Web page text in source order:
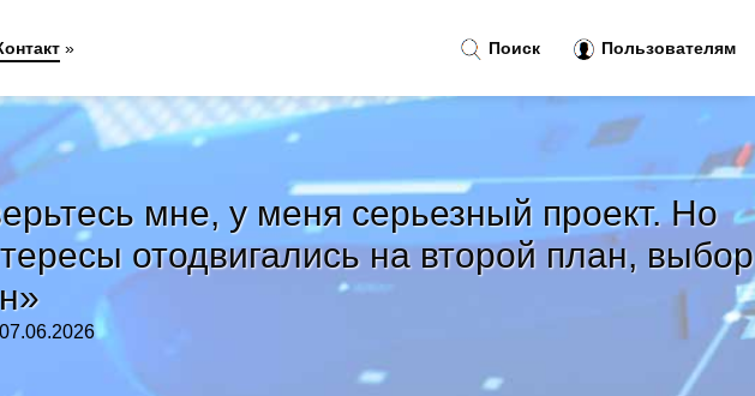
мне, у меня серьезный проект. Но
отодвигались на второй план, выбор
Поиск Пользователям
»